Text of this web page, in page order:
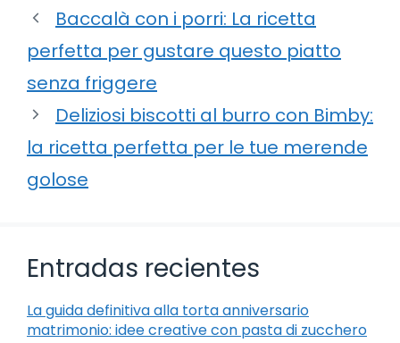
Baccalà con i porri: La ricetta
perfetta per gustare questo piatto
senza friggere
Deliziosi biscotti al burro con Bimby:
la ricetta perfetta per le tue merende
golose
Entradas recientes
La guida definitiva alla torta anniversario
matrimonio: idee creative con pasta di zucchero